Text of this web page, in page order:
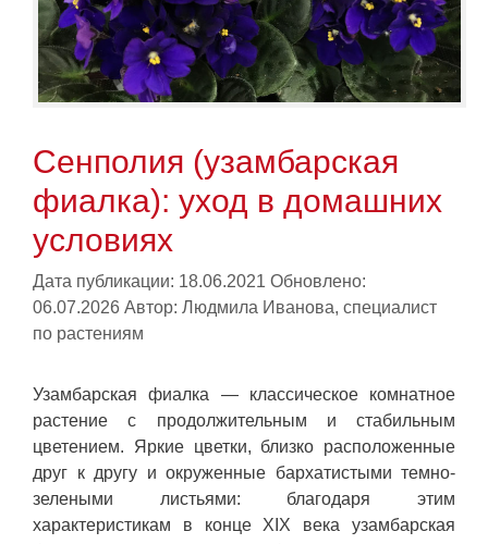
Сенполия (узамбарская
фиалка): уход в домашних
условиях
Дата публикации: 18.06.2021 Обновлено:
06.07.2026 Автор: Людмила Иванова, специалист
по растениям
Узамбарская фиалка — классическое комнатное
растение с продолжительным и стабильным
цветением. Яркие цветки, близко расположенные
друг к другу и окруженные бархатистыми темно-
зелеными листьями: благодаря этим
характеристикам в конце XIX века узамбарская